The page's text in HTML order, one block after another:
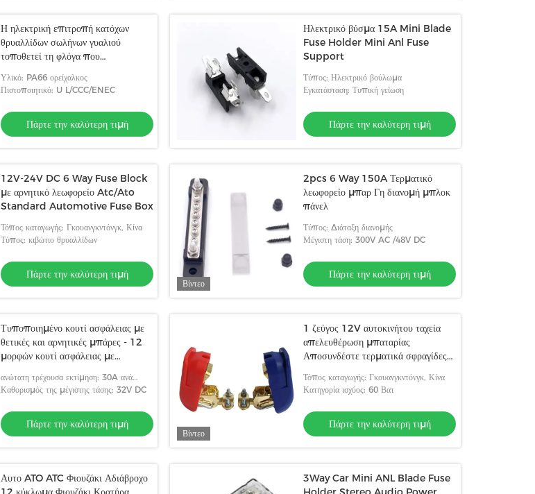
Η ηλεκτρική επιτροπή κατόχων
θρυαλλίδων σωλήνων γυαλιού
τοποθετεί τη φλόγα που
Υλικό: PA66 ορείχαλκος
Πιστοποιητικό: U L/CCC/ENEC
Πάρτε την καλύτερη τιμή
Ηλεκτρικό βύσμα 15A Mini Blade
Fuse Holder Mini Anl Fuse
Support
Τύπος: Ηλεκτρικό βούλωμα
Εγκατάσταση: Τυπική γείωση
Πάρτε την καλύτερη τιμή
12V-24V DC 6 Way Fuse Block
με αρνητικό λεωφορείο Atc/Ato
Standard Automotive Fuse Box
Τόπος καταγωγής: Γκουανγκντόνγκ, Κίνα
Τύπος: κιβώτιο θρυαλλίδων
Πάρτε την καλύτερη τιμή
Βίντεο
2pcs 6 Way 150A Τερματικό
λεωφορείο μπαρ Γη διανομή μπλοκ
πάνελ
Τύπος: Διάταξη διανομής
Μέγιστη τάση: 300V AC /48V DC
Πάρτε την καλύτερη τιμή
Τυποποιημένο κουτί ασφάλειας με
θετικές και αρνητικές μπάρες - 12
μορφών κουτί ασφάλειας με
ανώτατη τρέχουσα εκτίμηση: 30A ανά
κύκλωμα / 100A συνολικά
Καθορισμός της μέγιστης τάσης: 32V DC
Πάρτε την καλύτερη τιμή
Βίντεο
1 ζεύγος 12V αυτοκινήτου ταχεία
απελευθέρωση μπαταρίας
Αποσυνδέστε τερματικά σφραγίδες
Inline Fuse Holder
Τόπος καταγωγής: Γκουανγκντόνγκ, Κίνα
Κατηγορία ισχύος: 60 Βατ
Πάρτε την καλύτερη τιμή
Αυτο ATO ATC Φιουζάκι Αδιάβροχο
3Way Car Mini ANL Blade Fuse